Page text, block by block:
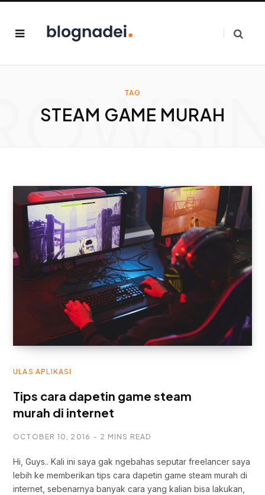
TAG
STEAM GAME MURAH
ULAS APLIKASI
Tips cara dapetin game steam
murah di internet
OCTOBER 10, 2016 2 MINS READ
Hi, Guys.. Kali ini saya gak ngebahas seputar freelancer saya
lebih ke memberikan tips cara dapetin game steam murah di
internet, sebenarnya banyak cara yang kalian bisa lakukan,